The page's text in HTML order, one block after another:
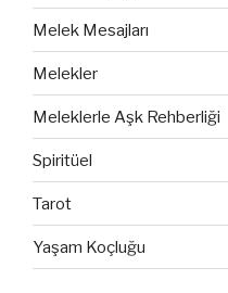
Melek Mesajları
Melekler
Meleklerle Aşk Rehberliği
Spiritüel
Tarot
Yaşam Koçluğu